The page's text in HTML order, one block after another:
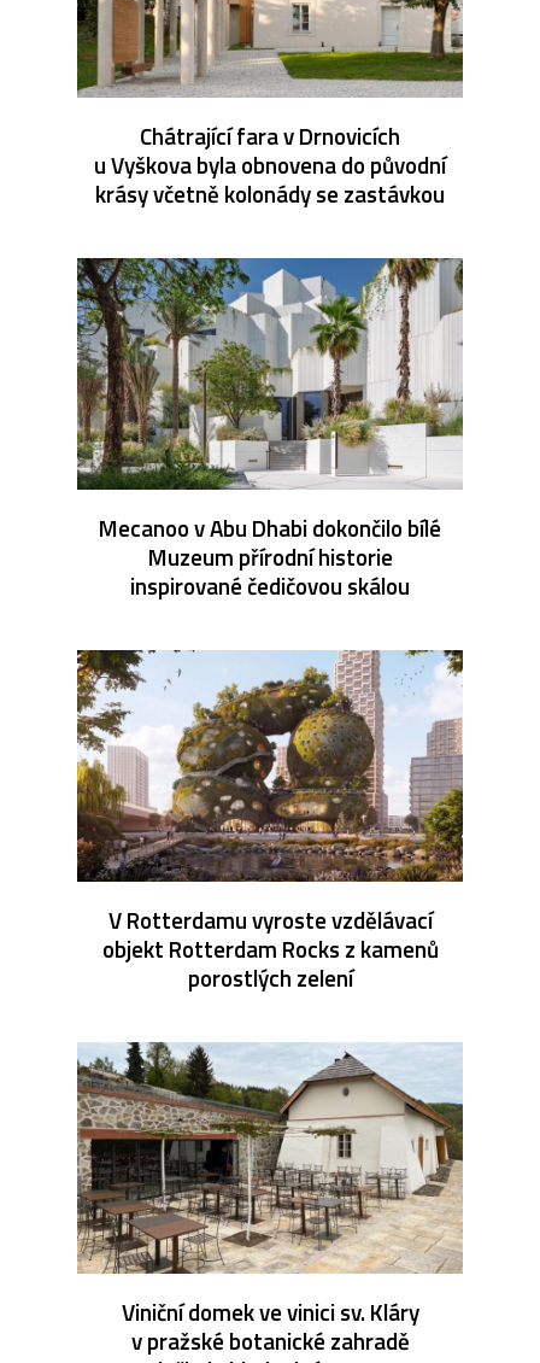
Chátrající fara v Drnovicích
u Vyškova byla obnovena do původní
krásy včetně kolonády se zastávkou
Mecanoo v Abu Dhabi dokončilo bílé
Muzeum přírodní historie
inspirované čedičovou skálou
V Rotterdamu vyroste vzdělávací
objekt Rotterdam Rocks z kamenů
porostlých zelení
Viniční domek ve vinici sv. Kláry
v pražské botanické zahradě